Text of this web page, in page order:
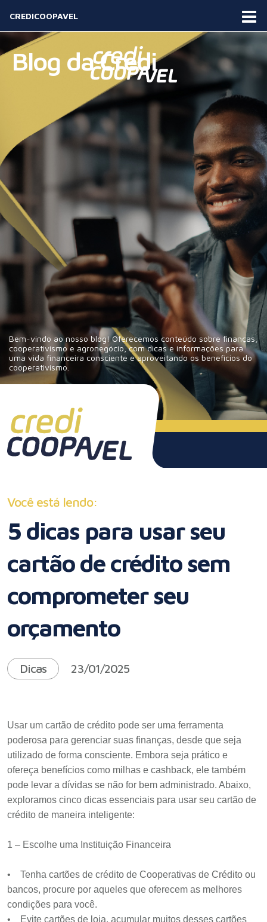
CREDICOOPAVEL
Blog da Credi
Bem-vindo ao nosso blog! Oferecemos conteúdo sobre finanças,
cooperativismo e agronegócio, com dicas e informações para
uma vida financeira consciente e aproveitando os benefícios do
cooperativismo.
Você está lendo:
5 dicas para usar seu
cartão de crédito sem
comprometer seu
orçamento
Dicas 23/01/2025
Usar um cartão de crédito pode ser uma ferramenta
poderosa para gerenciar suas finanças, desde que seja
utilizado de forma consciente. Embora seja prático e
ofereça benefícios como milhas e cashback, ele também
pode levar a dívidas se não for bem administrado. Abaixo,
exploramos cinco dicas essenciais para usar seu cartão de
crédito de maneira inteligente:
1 – Escolhe uma Instituição Financeira
• Tenha cartões de crédito de Cooperativas de Crédito ou
bancos, procure por aqueles que oferecem as melhores
condições para você.
• Evite cartões de loja, acumular muitos desses cartões